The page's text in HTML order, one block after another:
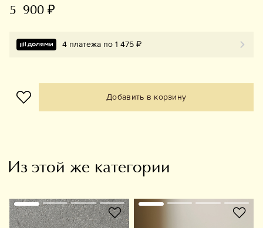
5 900 ₽
4 платежа по 1 475 ₽
Добавить в корзину
Из этой же категории